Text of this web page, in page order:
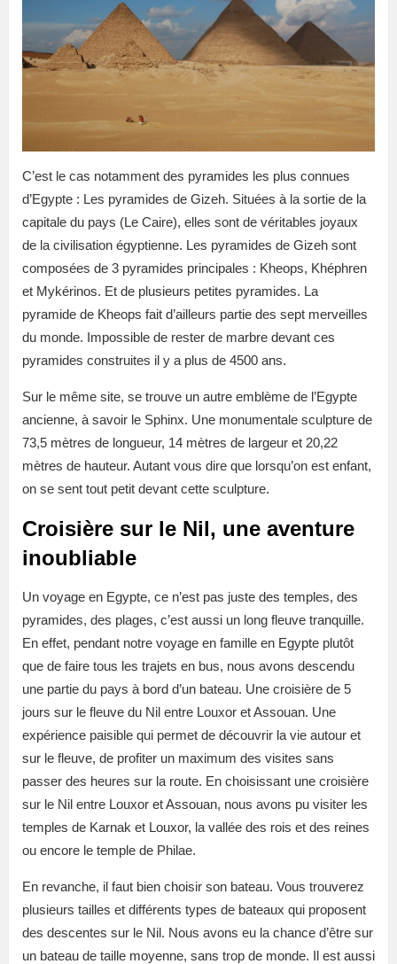
C’est le cas notamment des pyramides les plus connues
d’Egypte : Les pyramides de Gizeh. Situées à la sortie de la
capitale du pays (Le Caire), elles sont de véritables joyaux
de la civilisation égyptienne. Les pyramides de Gizeh sont
composées de 3 pyramides principales : Kheops, Khéphren
et Mykérinos. Et de plusieurs petites pyramides. La
pyramide de Kheops fait d’ailleurs partie des sept merveilles
du monde. Impossible de rester de marbre devant ces
pyramides construites il y a plus de 4500 ans.
Sur le même site, se trouve un autre emblème de l’Egypte
ancienne, à savoir le Sphinx. Une monumentale sculpture de
73,5 mètres de longueur, 14 mètres de largeur et 20,22
mètres de hauteur. Autant vous dire que lorsqu’on est enfant,
on se sent tout petit devant cette sculpture.
Croisière sur le Nil, une aventure
inoubliable
Un voyage en Egypte, ce n’est pas juste des temples, des
pyramides, des plages, c’est aussi un long fleuve tranquille.
En effet, pendant notre voyage en famille en Egypte plutôt
que de faire tous les trajets en bus, nous avons descendu
une partie du pays à bord d’un bateau. Une croisière de 5
jours sur le fleuve du Nil entre Louxor et Assouan. Une
expérience paisible qui permet de découvrir la vie autour et
sur le fleuve, de profiter un maximum des visites sans
passer des heures sur la route. En choisissant une croisière
sur le Nil entre Louxor et Assouan, nous avons pu visiter les
temples de Karnak et Louxor, la vallée des rois et des reines
ou encore le temple de Philae.
En revanche, il faut bien choisir son bateau. Vous trouverez
plusieurs tailles et différents types de bateaux qui proposent
des descentes sur le Nil. Nous avons eu la chance d’être sur
un bateau de taille moyenne, sans trop de monde. Il est aussi